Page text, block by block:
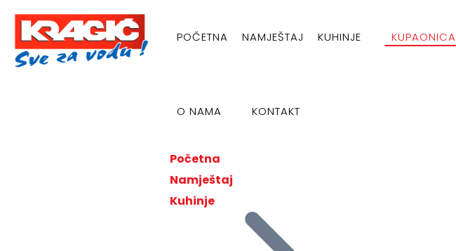
POČETNA NAMJEŠTAJ KUHINJE KUPAONICA
O NAMA KONTAKT
Početna
Namještaj
Kuhinje